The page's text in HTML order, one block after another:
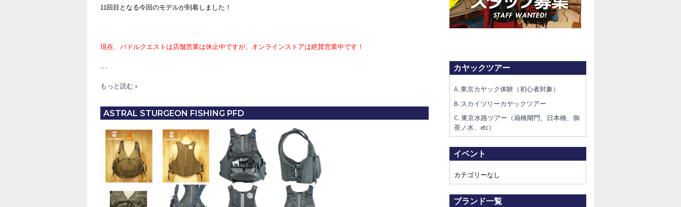
11回目となる今回のモデルが到着しました！
現在、パドルクエストは店舗営業は休止中ですが、オンラインストアは絶賛営業中です！
…
ASTRAL
JACKET
もっと読む »
ASTRAL STURGEON FISHING PFD
カヤックツアー
A. 東京カヤック体験（初心者対象）
B. スカイツリーカヤックツアー
C. 東京水路ツアー（扇橋閘門、日本橋、御
茶ノ水、etc）
イベント
カテゴリーなし
ブランド一覧